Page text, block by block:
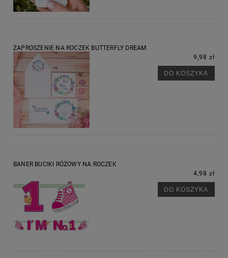
ZAPROSZENIE NA ROCZEK BUTTERFLY DREAM
9,98 zł
DO KOSZYKA
BANER BUCIKI RÓŻOWY NA ROCZEK
4,98 zł
DO KOSZYKA